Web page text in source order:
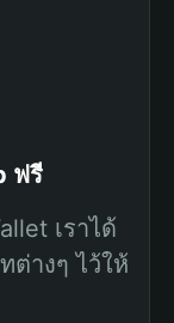
ฟรี
เราได้
ต่างๆ ไว้ให้